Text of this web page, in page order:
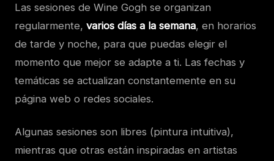
Las sesiones de Wine Gogh se organizan
regularmente, varios días a la semana, en horarios
de tarde y noche, para que puedas elegir el
momento que mejor se adapte a ti. Las fechas y
temáticas se actualizan constantemente en su
página web o redes sociales.
Algunas sesiones son libres (pintura intuitiva),
mientras que otras están inspiradas en artistas